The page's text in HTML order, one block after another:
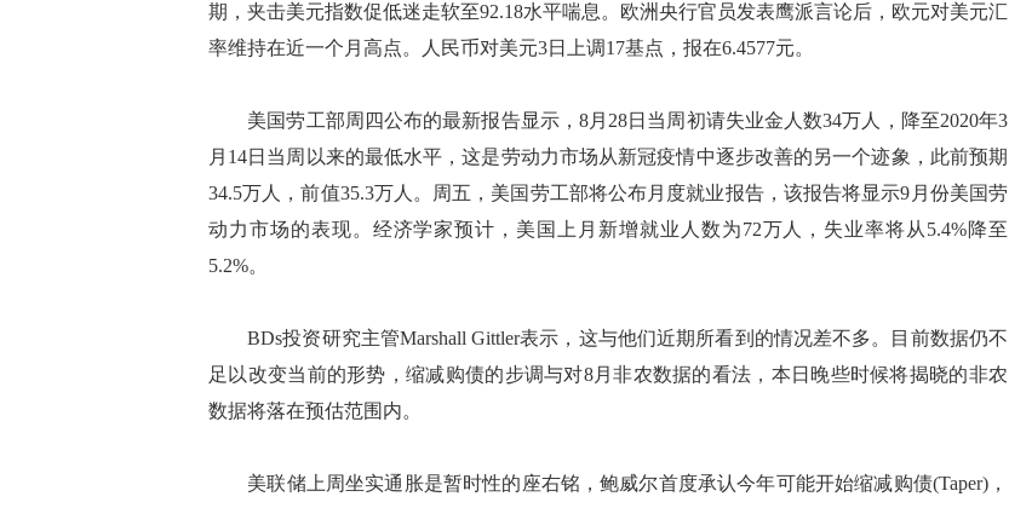
期，夹击美元指数促低迷走软至92.18水平喘息。欧洲央行官员发表鹰派言论后，欧元对美元汇
率维持在近一个月高点。人民币对美元3日上调17基点，报在6.4577元。
美国劳工部周四公布的最新报告显示，8月28日当周初请失业金人数34万人，降至2020年3
月14日当周以来的最低水平，这是劳动力市场从新冠疫情中逐步改善的另一个迹象，此前预期
34.5万人，前值35.3万人。周五，美国劳工部将公布月度就业报告，该报告将显示9月份美国劳
动力市场的表现。经济学家预计，美国上月新增就业人数为72万人，失业率将从5.4%降至
5.2%。
BDs投资研究主管Marshall Gittler表示，这与他们近期所看到的情况差不多。目前数据仍不
足以改变当前的形势，缩减购债的步调与对8月非农数据的看法，本日晚些时候将揭晓的非农
数据将落在预估范围内。
美联储上周坐实通胀是暂时性的座右铭，鲍威尔首度承认今年可能开始缩减购债(Taper)，